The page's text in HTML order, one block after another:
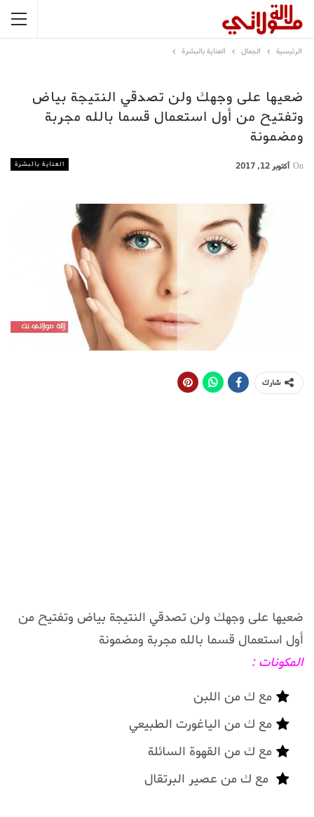
الرئيسية الجمال العناية بالبشرة
ضعيها على وجهك ولن تصدقي النتيجة بياض
وتفتيح من أول استعمال قسما بالله مجربة
ومضمونة
العناية بالبشرة On أكتوبر 12, 2017
شارك
ضعيها على وجهك ولن تصدقي النتيجة بياض وتفتيح من
أول استعمال قسما بالله مجربة ومضمونة
المكونات :
مع ك من اللبن
مع ك من الياغورت الطبيعي
مع ك من القهوة السائلة
مع ك من عصير البرتقال